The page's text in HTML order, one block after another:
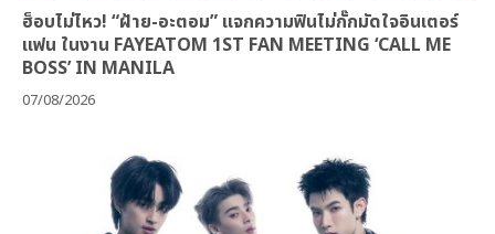
ฮ็อบไม่ไหว! “ฝ้าย-อะตอม” แจกความฟินไม่กั๊กมัดใจอินเตอร์
แฟน ในงาน FAYEATOM 1ST FAN MEETING ‘CALL ME
BOSS’ IN MANILA
07/08/2026